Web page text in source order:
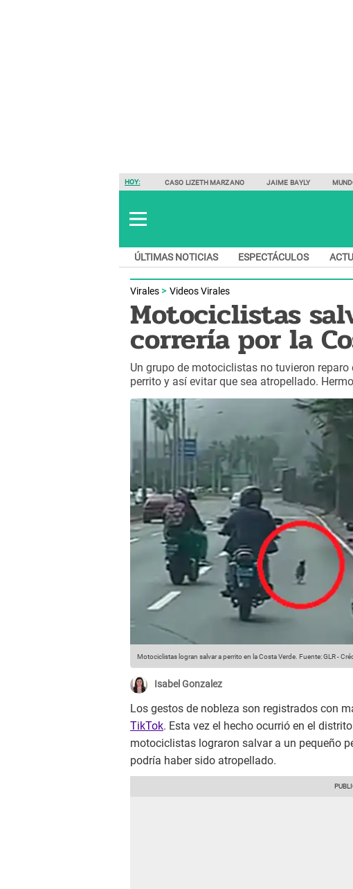
HOY: CASO LIZETH MARZANO JAIME BAYLY
ÚLTIMAS NOTICIAS ESPECTÁCULOS
Virales Videos Virales
Motociclistas
correría por la
Un grupo de motociclistas no tuvieron
perrito y así evitar que sea atropellado.
Motociclistas logran salvar a perrito en la Costa Verde. Fuente: GLR-
Isabel Gonzalez
Los gestos de nobleza son registrados con
TikTok. Esta vez el hecho ocurrió en el
motociclistas lograron salvar a un pequeño
podría haber sido atropellado.